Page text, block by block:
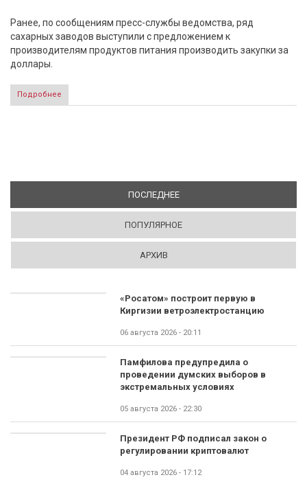
Ранее, по сообщениям пресс-службы ведомства, ряд
сахарных заводов выступили с предложением к
производителям продуктов питания производить закупки за
доллары.
Подробнее
ПОСЛЕДНЕЕ(АКТИВНАЯ ВКЛАДКА)
ПОПУЛЯРНОЕ
АРХИВ
«Росатом» построит первую в
Киргизии ветроэлектростанцию
06 августа 2026 - 20:11
Памфилова предупредила о
проведении думских выборов в
экстремальных условиях
05 августа 2026 - 22:30
Президент РФ подписал закон о
регулировании криптовалют
04 августа 2026 - 17:12